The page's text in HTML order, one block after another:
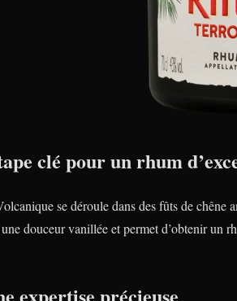
clé pour un rhum
se déroule dans des fûts de chêne
douceur vanillée et permet d’obtenir un